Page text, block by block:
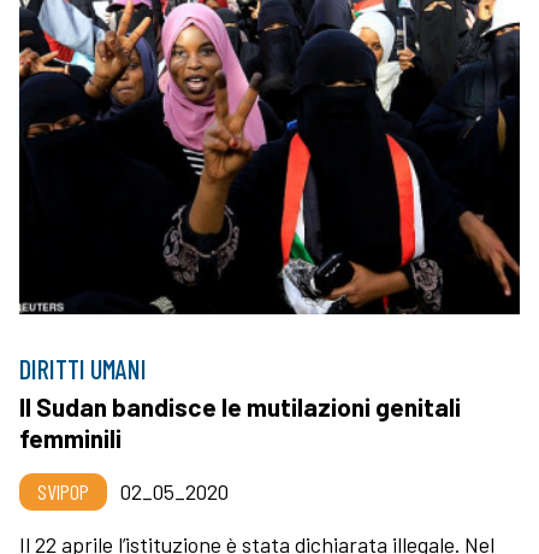
DIRITTI UMANI
Il Sudan bandisce le mutilazioni genitali
femminili
SVIPOP
02_05_2020
Il 22 aprile l’istituzione è stata dichiarata illegale. Nel